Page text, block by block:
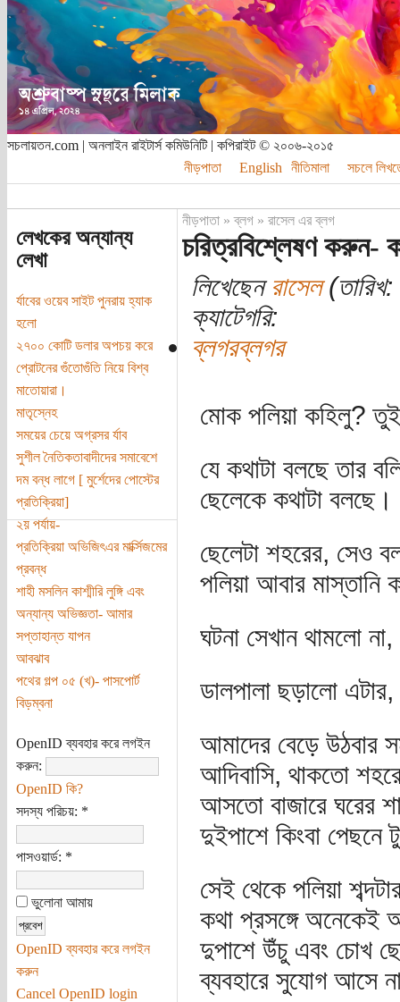
সচলায়তন.com | অনলাইন রাইটার্স কমিউনিটি | কপিরাইট © ২০০৬-২০১৫
নীড়পাতা
English নীতিমালা সচলে
লেখকের অন্যান্য
লেখা
র্যাবের ওয়েব সাইট পুনরায় হ্যাক
হলো
২৭০০ কোটি ডলার অপচয় করে
প্রোটনের গুঁতোগুঁতি নিয়ে বিশ্ব
মাতোয়ারা।
মাতৃস্নেহ
সময়ের চেয়ে অগ্রসর র্যাব
সুশীল নৈতিকতাবাদীদের সমাবেশে
দম বন্ধ লাগে [ মুর্শেদের পোস্টের
প্রতিক্রিয়া]
২য় পর্যায়-
প্রতিক্রিয়া অভিজিৎএর মার্ক্সিজমের
প্রবন্ধ
শাহী মসলিন কাশ্মীরি লুঙ্গি এবং
অন্যান্য অভিজ্ঞতা- আমার
সপ্তাহান্ত যাপন
আবঝাব
পথের গল্প ০৫ (খ)- পাসপোর্ট
বিড়ম্বনা
OpenID ব্যবহার করে লগইন
করুন:
OpenID কি?
সদস্য পরিচয়: *
পাসওয়ার্ড: *
ভুলোনা আমায়
OpenID ব্যবহার করে লগইন
করুন
Cancel OpenID login
নীড়পাতা»ব্লগ» রাসেল এর ব্লগ
চরিত্রবিশ্লেষণ করুন-
লিখেছেনরাসেল
ক্যাটেগরি:
ব্লগরব্লগর
মোক পলিয়া কহিলু?
যে কথাটা বলছে তার
ছেলেকে কথাটা বলছে।
ছেলেটা শহরের, সেও
পলিয়া আবার মাস্তানি
ঘটনা সেখান থামলো
ডালপালা ছড়ালো এটার,
আমাদের বেড়ে উঠবার
আদিবাসি, থাকতো
আসতো বাজারে ঘরের
দুইপাশে কিংবা পেছনে
সেই থেকে পলিয়া
কথা প্রসঙ্গে অনেকেই
দুপাশে উঁচু এবং চোখ
ব্যবহারে সুযোগ আসে